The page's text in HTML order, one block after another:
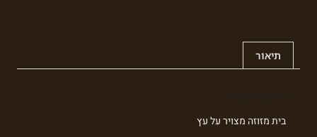
תיאור
בית מזוזה מצויר על עץ